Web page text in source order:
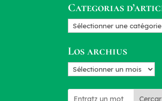
Categorias
Categorias
Los archius
Los
Cercar